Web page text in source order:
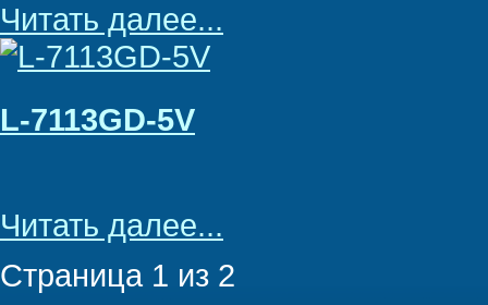
Читать далее...
L-7113GD-5V
Читать далее...
Страница 1 из 2